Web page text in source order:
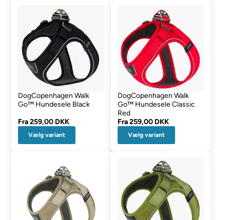
DogCopenhagen Walk
Go™ Hundesele Black
Fra259,00 DKK
Vælg variant
DogCopenhagen Walk
Go™ Hundesele Classic
Red
Fra259,00 DKK
Vælg variant